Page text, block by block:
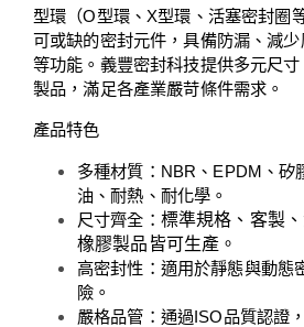
型環（O型環、X型環、活塞密封圈
可或缺的密封元件，具備防漏、減
等功能。義豐密封科技提供多元尺
製品 ，滿足各產業嚴苛條件需求。
產品特色
多種材質：NBR、EPDM、矽
油、耐熱、耐化學。
尺寸齊全： 標準規格、客製
橡膠製品皆可生產。
高密封性：適用於靜態與動態
險。
嚴格品管：通過ISO品質認證